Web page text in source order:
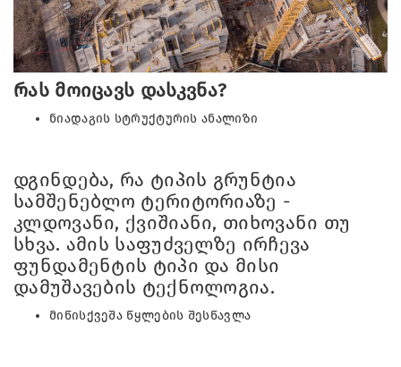
რას მოიცავს დასკვნა?
ნიადაგის სტრუქტურის ანალიზი
დგინდება, რა ტიპის გრუნტია
სამშენებლო ტერიტორიაზე -
კლდოვანი, ქვიშიანი, თიხოვანი თუ
სხვა. ამის საფუძველზე ირჩევა
ფუნდამენტის ტიპი და მისი
დამუშავების ტექნოლოგია.
მიწისქვეშა წყლების შესწავლა